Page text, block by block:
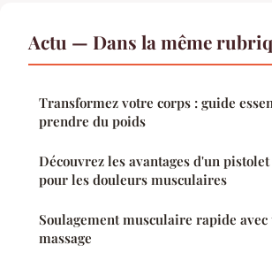
Actu — Dans la même
Transformez votre corps : guide
prendre du poids
Découvrez les avantages d'un pistolet
pour les douleurs musculaires
Soulagement musculaire rapide
massage